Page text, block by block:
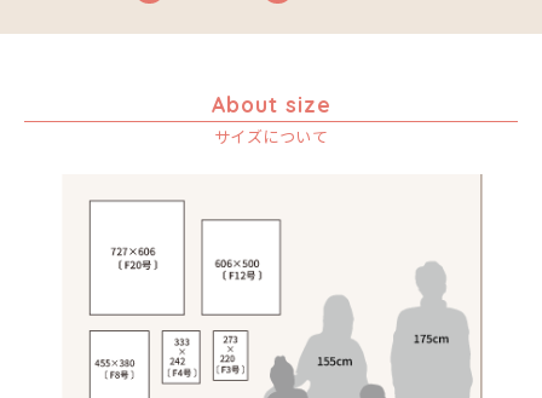
About size
サイズについて